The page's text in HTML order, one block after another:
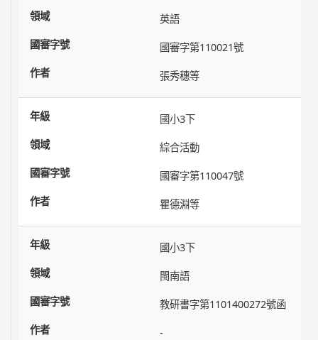
英語
國審字第110021號
張秀穗等
國小3下
綜合活動
國審字第110047號
瞿德淵等
國小3下
閩南語
教研書字第1101400272號函
-